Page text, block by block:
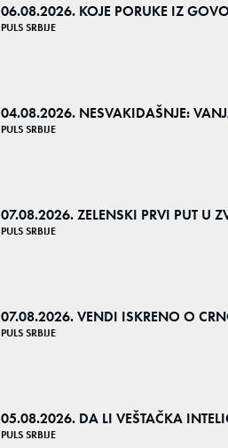
06.08.2026. KOJE PORUKE IZ
PULS SRBIJE
04.08.2026. NESVAKIDAŠNJE:
PULS SRBIJE
07.08.2026. ZELENSKI PRVI PUT U
PULS SRBIJE
07.08.2026. VENDI ISKRENO O
PULS SRBIJE
05.08.2026. DA LI VEŠTAČKA
PULS SRBIJE